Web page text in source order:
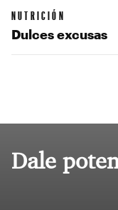
NUTRICIÓN
Dulces excusas
Dale